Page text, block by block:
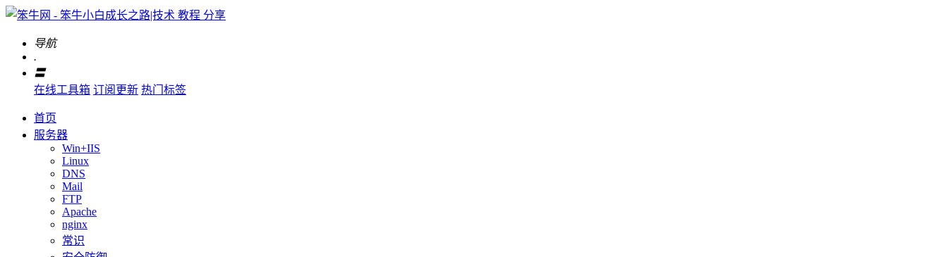
导航
.
〓
在线工具箱 订阅更新 热门标签
首页
服务器
Win+IIS
Linux
DNS
Mail
FTP
Apache
nginx
常识